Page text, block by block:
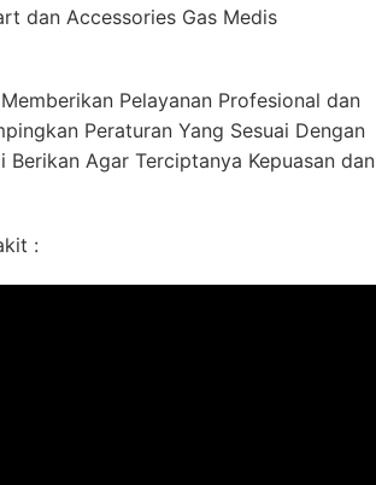
dan Accessories Gas Medis
Pelayanan Profesional dan
Peraturan Yang Sesuai Dengan
Berikan Agar Terciptanya Kepuasan dan
: